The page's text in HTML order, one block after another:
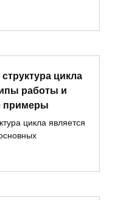
цикла
работы и
примеры
цикла является